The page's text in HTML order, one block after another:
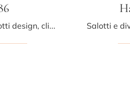
Se vuoi divani per salotti design, clicca e leggi di più sul modello Air 2686 in tessuto della firma Lago.